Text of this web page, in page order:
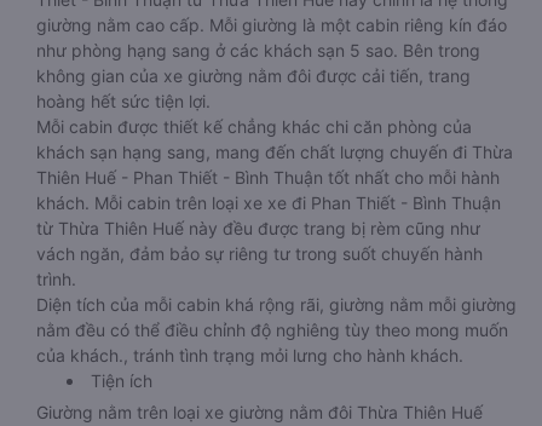
giường nằm cao cấp. Mỗi giường là một cabin riêng kín đáo
như phòng hạng sang ở các khách sạn 5 sao. Bên trong
không gian của xe giường nằm đôi được cải tiến, trang
hoàng hết sức tiện lợi.
Mỗi cabin được thiết kế chẳng khác chi căn phòng của
khách sạn hạng sang, mang đến chất lượng chuyến đi Thừa
Thiên Huế - Phan Thiết - Bình Thuận tốt nhất cho mỗi hành
khách. Mỗi cabin trên loại xe xe đi Phan Thiết - Bình Thuận
từ Thừa Thiên Huế này đều được trang bị rèm cũng như
vách ngăn, đảm bảo sự riêng tư trong suốt chuyến hành
trình.
Diện tích của mỗi cabin khá rộng rãi, giường nằm mỗi giường
nằm đều có thể điều chỉnh độ nghiêng tùy theo mong muốn
của khách., tránh tình trạng mỏi lưng cho hành khách.
Tiện ích
Giường nằm trên loại xe giường nằm đôi Thừa Thiên Huế